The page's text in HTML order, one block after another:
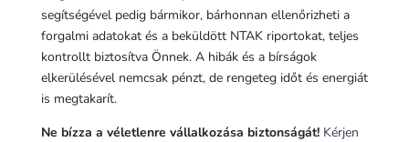
segítségével pedig bármikor, bárhonnan ellenőrizheti a
forgalmi adatokat és a beküldött NTAK riportokat, teljes
kontrollt biztosítva Önnek. A hibák és a bírságok
elkerülésével nemcsak pénzt, de rengeteg időt és energiát
is megtakarít.
Ne bízza a véletlenre vállalkozása biztonságát! Kérjen